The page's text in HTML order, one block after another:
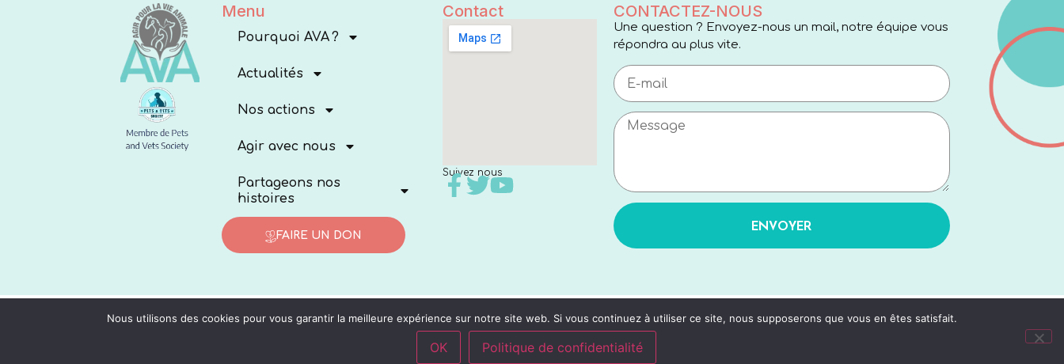
Menu
Pourquoi AVA ?
Actualités
Nos actions
Agir avec nous
Partageons nos
histoires
FAIRE UN DON
Contact
Suivez nous
CONTACTEZ-NOUS
Une question ? Envoyez-nous un mail, notre équipe vous
répondra au plus vite.
ENVOYER
Nous utilisons des cookies pour vous garantir la meilleure expérience sur notre site web. Si vous continuez à utiliser ce site, nous supposerons que vous en êtes satisfait.
OK Politique de confidentialité